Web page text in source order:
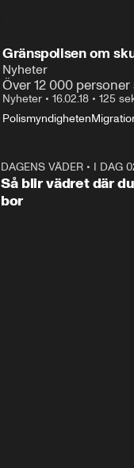
Gränspolisen om
Nyheter
Över 12 000
Nyheter • 16.02.18 • 125
Polismyndigheten
DAGENS VÄDER • I DAG
Så blir vädret där du
bor